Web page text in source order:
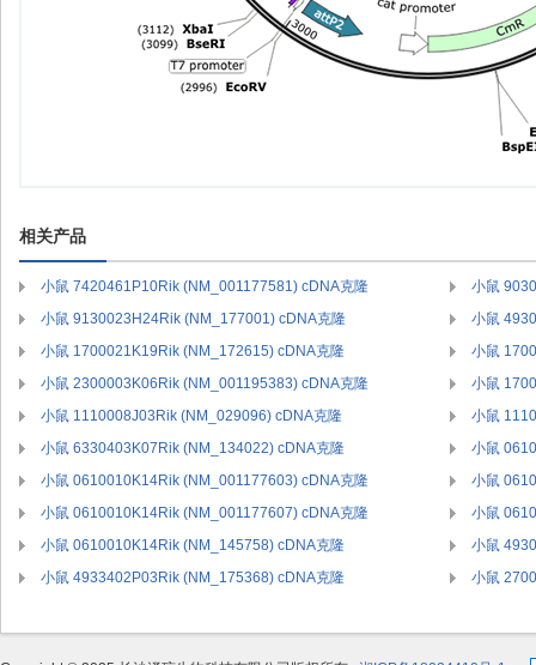
相关产品
小鼠 7420461P10Rik (NM_001177581) cDNA克隆
小鼠
小鼠 9130023H24Rik (NM_177001) cDNA克隆
小鼠
小鼠 1700021K19Rik (NM_172615) cDNA克隆
小鼠
小鼠 2300003K06Rik (NM_001195383) cDNA克隆
小鼠
小鼠 1110008J03Rik (NM_029096) cDNA克隆
小鼠
小鼠 6330403K07Rik (NM_134022) cDNA克隆
小鼠
小鼠 0610010K14Rik (NM_001177603) cDNA克隆
小鼠
小鼠 0610010K14Rik (NM_001177607) cDNA克隆
小鼠
小鼠 0610010K14Rik (NM_145758) cDNA克隆
小鼠
小鼠 4933402P03Rik (NM_175368) cDNA克隆
小鼠